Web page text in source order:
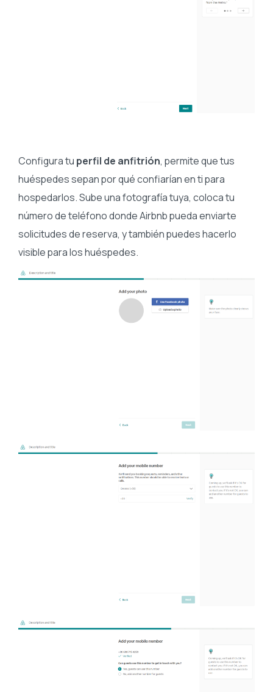
Configura tu perfil de anfitrión, permite que tus
huéspedes sepan por qué confiarían en ti para
hospedarlos. Sube una fotografía tuya, coloca tu
número de teléfono donde Airbnb pueda enviarte
solicitudes de reserva, y también puedes hacerlo
visible para los huéspedes.